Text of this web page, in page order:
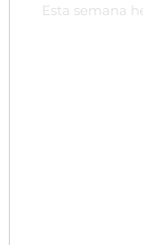
Esta semana